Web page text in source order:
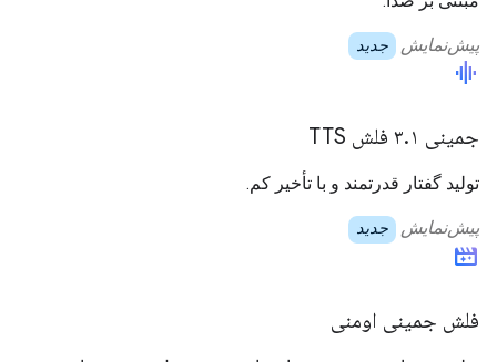
پیش‌نمایش جدید
graphic_eq
جمینی ۳.۱ فلش TTS
تولید گفتار قدرتمند و با تأخیر کم.
پیش‌نمایش جدید
movie_filter
فلش جمینی اومنی